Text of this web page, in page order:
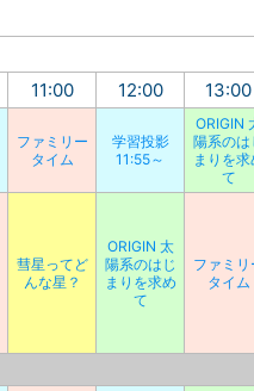
11:00 12:00 13:00
ファミリー
タイム
学習投影
11:55～
ORIGIN
陽系のは
まりを求
て
彗星ってど
んな星？
ORIGIN 太
陽系のはじ
まりを求め
て
ファミリ
タイム